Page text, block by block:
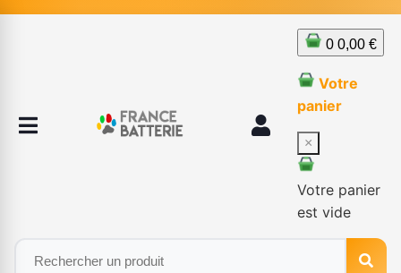
0 0,00 €
Votre
panier
×
Votre panier
est vide